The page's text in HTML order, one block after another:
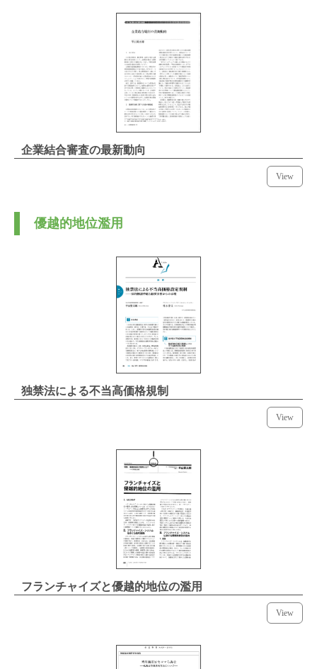
企業結合審査の最新動向
View
優越的地位濫用
独禁法による不当高価格規制
View
フランチャイズと優越的地位の濫用
View